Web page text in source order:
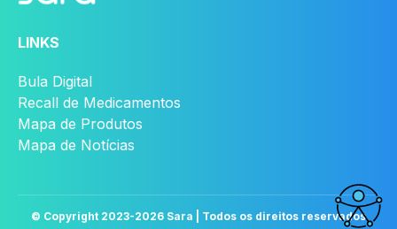
LINKS
Bula Digital
Recall de Medicamentos
Mapa de Produtos
Mapa de Notícias
© Copyright 2023-2026 Sara | Todos os direitos reservados